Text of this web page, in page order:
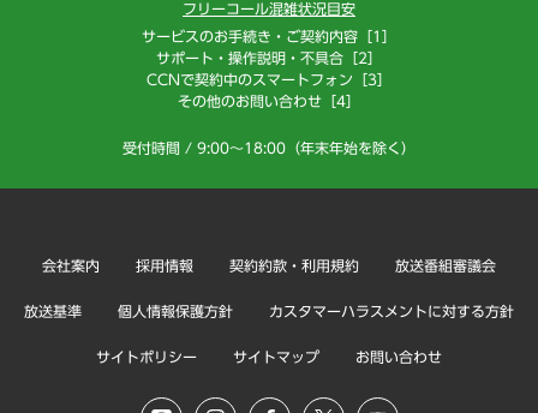
フリーコール混雑状況目安
サービスのお手続き・ご契約内容［1］
サポート・操作説明・不具合［2］
CCNで契約中のスマートフォン［3］
その他のお問い合わせ［4］
受付時間 / 9:00～18:00（年末年始を除く）
会社案内 採用情報 契約約款・利用規約 放送番組審議会
放送基準 個人情報保護方針 カスタマーハラスメントに対する方針
サイトポリシー サイトマップ お問い合わせ